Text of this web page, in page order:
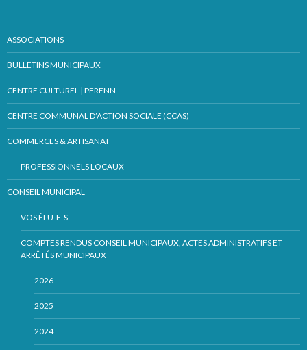
ASSOCIATIONS
BULLETINS MUNICIPAUX
CENTRE CULTUREL | PERENN
CENTRE COMMUNAL D’ACTION SOCIALE (CCAS)
COMMERCES & ARTISANAT
PROFESSIONNELS LOCAUX
CONSEIL MUNICIPAL
VOS ÉLU-E-S
COMPTES RENDUS CONSEIL MUNICIPAUX, ACTES ADMINISTRATIFS ET
ARRÊTÉS MUNICIPAUX
2026
2025
2024